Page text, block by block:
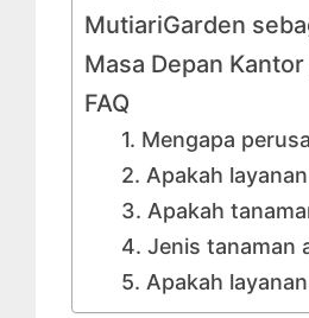
MutiariGarden
Masa Depan
FAQ
1. Mengapa
2. Apakah
3. Apakah
4. Jenis tanaman
5. Apakah